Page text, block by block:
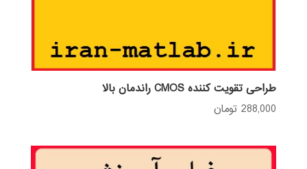
طراحی تقویت کننده CMOS راندمان بالا
288,000 تومان